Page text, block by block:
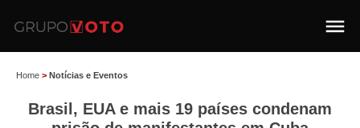
Home > Notícias e Eventos
Brasil, EUA e mais 19 países condenam